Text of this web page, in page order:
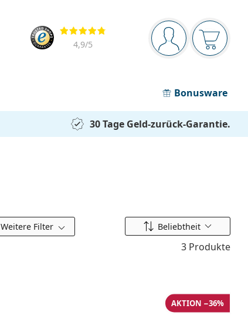
Navigationsleiste
Sie sind Der
Bewertung
4,9/5
Bonusware
30 Tage Geld-zurück-Garantie.
Weitere Filter Ordnen nach
Beliebtheit
3 Produkte
AKTION −36%